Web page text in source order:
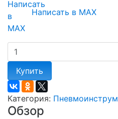
Написать в MAX
Купить
Категория:
Обзор